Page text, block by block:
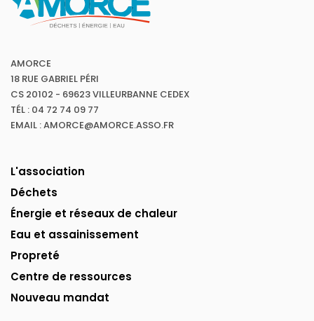
AMORCE
18 RUE GABRIEL PÉRI
CS 20102 - 69623 VILLEURBANNE CEDEX
TÉL : 04 72 74 09 77
EMAIL : AMORCE@AMORCE.ASSO.FR
L'association
Déchets
Énergie et réseaux de chaleur
Eau et assainissement
Propreté
Centre de ressources
Nouveau mandat